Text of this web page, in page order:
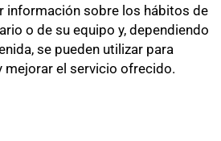
información sobre los hábitos de
o de su equipo y, dependiendo
se pueden utilizar para
mejorar el servicio ofrecido.